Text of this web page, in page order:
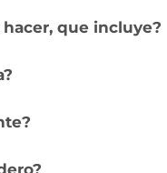
hacer, que incluye?